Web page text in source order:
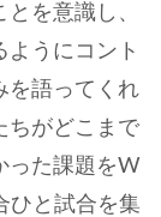
を意識し、
ようにコント
を語ってくれ
ちがどこまで
った課題をW
ひと試合を集